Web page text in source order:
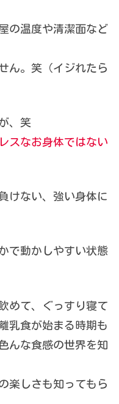
の温度や清潔面など
ん。笑（イジれたら
、笑
スなお身体ではない
けない、強い身体に
で動かしやすい状態
めて、ぐっすり寝て
乳食が始まる時期も
んな食感の世界を知
楽しさも知ってもら